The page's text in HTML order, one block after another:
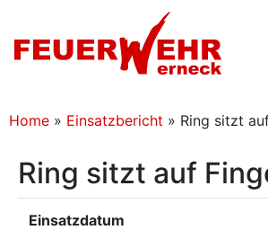
Home » Einsatzbericht » Ring sitzt
Ring sitzt auf
Einsatzdatum